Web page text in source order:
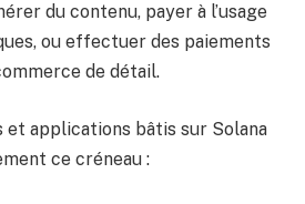
du contenu, payer à l’usage
ou effectuer des paiements
de détail.
applications bâtis sur Solana
ce créneau :